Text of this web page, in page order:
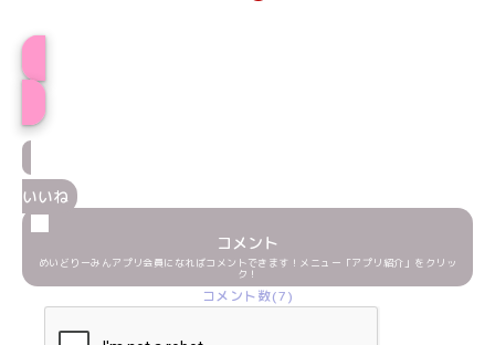
いいね
コメント
めいどりーみんアプリ会員になればコメントできます！メニュー「アプリ紹介」をクリッ
ク！
コメント数(7)